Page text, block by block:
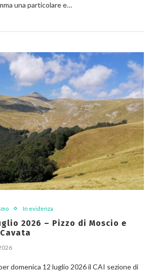
una particolare e…
In evidenza
2026 – Pizzo di Moscio e
domenica 12 luglio 2026 il CAI sezione di